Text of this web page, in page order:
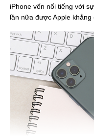
iPhone vốn nổi tiếng với
lần nữa được Apple khẳng